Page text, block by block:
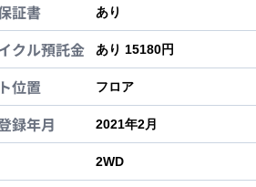
証書 あり
クル預託金 あり 15180円
位置 フロア
録年月 2021年2月
2WD